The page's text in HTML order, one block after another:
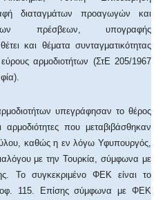
διαταγμάτων προαγωγών και
πρέσβεων, υπογραφής
και θέματα συνταγματικότητας
αρμοδιοτήτων (ΣτΕ 205/1967
υπεγράφησαν το θέρος
που μεταβιβάσθηκαν
καθώς η εν λόγω Υφυπουργός,
με την Τουρκία, σύμφωνα με
To συγκεκριμένο ΦΕΚ είναι το
115. Επίσης σύμφωνα με ΦΕΚ